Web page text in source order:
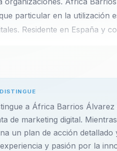
particular en la utilización
Residente en España y
Álvarez es una destacada
un dominio fluido tanto del
era invisible, ayudando a
en el vasto mundo digital.
su campo, guiando a
a África Barrios
de marketing digital.
un plan de acción detallado
y pasión por la